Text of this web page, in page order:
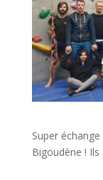
Super
Bigoudène !